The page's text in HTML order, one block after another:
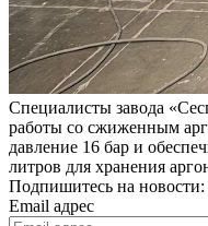
Специалисты завода
работы со сжиженным
давление 16 бар и
литров для хранения
Подпишитесь на новости:
Email адрес